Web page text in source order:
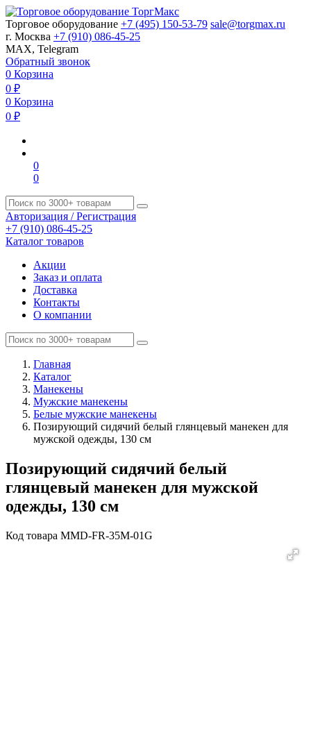
Торговое оборудование +7 (495) 150-53-79 sale@torgmax.ru
г. Москва +7 (910) 086-45-25
MAX, Telegram
Обратный звонок
0 Корзина
0 ₽
0 Корзина
0 ₽
0
0
Авторизация / Регистрация
+7 (910) 086-45-25
Каталог товаров
Акции
Заказ и оплата
Доставка
Контакты
О компании
Главная
Каталог
Манекены
Мужские манекены
Белые мужские манекены
Позирующий сидячий белый глянцевый манекен для
мужской одежды, 130 см
Позирующий сидячий белый
глянцевый манекен для мужской
одежды, 130 см
Код товара MMD-FR-35M-01G